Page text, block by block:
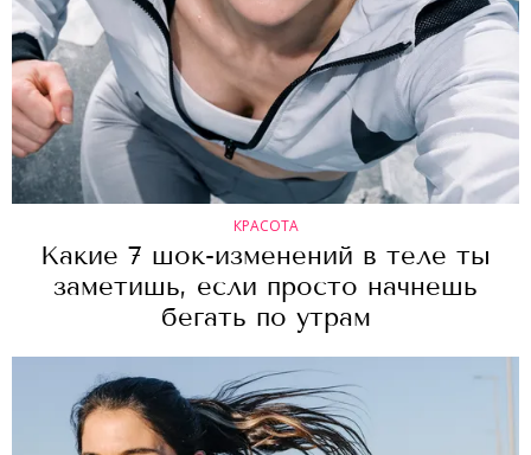
КРАСОТА
Какие 7 шок-изменений в теле ты
заметишь, если просто начнешь
бегать по утрам